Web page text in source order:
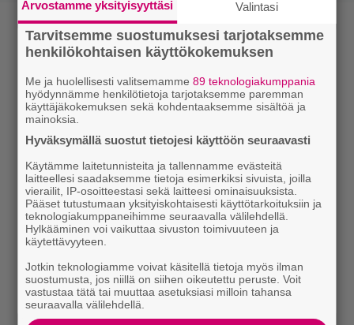
Arvostamme yksityisyyttäsi Valintasi
Tarvitsemme suostumuksesi tarjotaksemme
henkilökohtaisen käyttökokemuksen
Me ja huolellisesti valitsemamme89 teknologiakumppania
hyödynnämme henkilötietoja tarjotaksemme paremman
käyttäjäkokemuksen sekä kohdentaaksemme sisältöä ja
mainoksia.
Hyväksymällä suostut tietojesi käyttöön seuraavasti
Käytämme laitetunnisteita ja tallennamme evästeitä
laitteellesi saadaksemme tietoja esimerkiksi sivuista, joilla
vierailit, IP-osoitteestasi sekä laitteesi ominaisuuksista.
Pääset tutustumaan yksityiskohtaisesti käyttötarkoituksiin ja
teknologiakumppaneihimme seuraavalla välilehdellä.
Hylkääminen voi vaikuttaa sivuston toimivuuteen ja
käytettävyyteen.
Jotkin teknologiamme voivat käsitellä tietoja myös ilman
suostumusta, jos niillä on siihen oikeutettu peruste. Voit
vastustaa tätä tai muuttaa asetuksiasi milloin tahansa
seuraavalla välilehdellä.